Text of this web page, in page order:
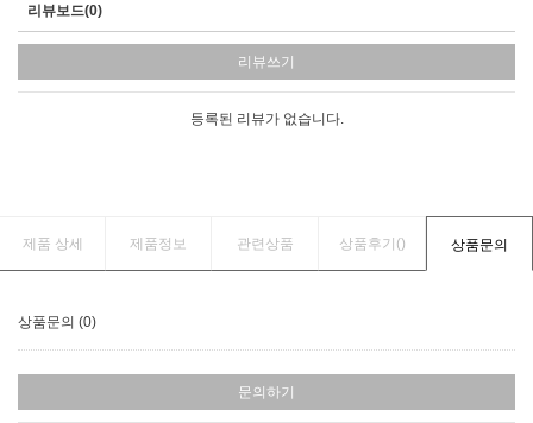
리뷰보드(0)
리뷰쓰기
등록된 리뷰가 없습니다.
제품 상세 제품정보 관련상품 상품후기() 상품문의
상품문의 (0)
문의하기